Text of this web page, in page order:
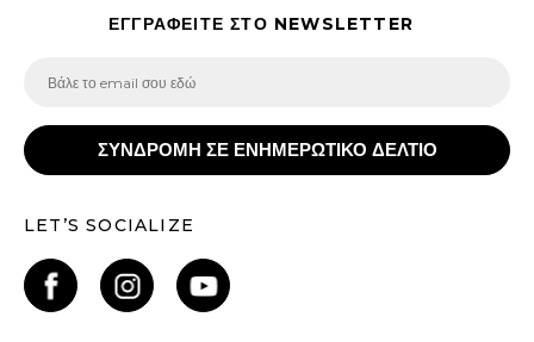
ΕΓΓΡΑΦΕΙΤΕ ΣΤΟ NEWSLETTER
ΣΥΝΔΡΟΜΗ ΣΕ ΕΝΗΜΕΡΩΤΙΚΟ ΔΕΛΤΙΟ
LET’S SOCIALIZE